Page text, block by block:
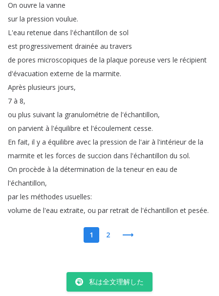
On ouvre la vanne
sur la pression voulue.
L'eau retenue dans l'échantillon de sol
est progressivement drainée au travers
de pores microscopiques de la plaque poreuse vers le récipient
d'évacuation externe de la marmite.
Après plusieurs jours,
7 à 8,
ou plus suivant la granulométrie de l'échantillon,
on parvient à l'équilibre et l'écoulement cesse.
En fait, il y a équilibre avec la pression de l'air à l'intérieur de la
marmite et les forces de succion dans l'échantillon du sol.
On procède à la détermination de la teneur en eau de
l'échantillon,
par les méthodes usuelles:
volume de l'eau extraite, ou par retrait de l'échantillon et pesée.
1 2
私は全文理解した